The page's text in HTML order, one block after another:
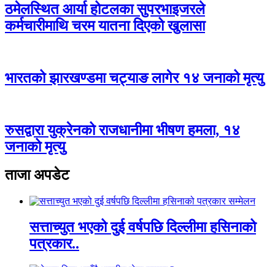
ठमेलस्थित आर्या होटलका सुपरभाइजरले
कर्मचारीमाथि चरम यातना दिएको खुलासा
भारतको झारखण्डमा चट्याङ लागेर १४ जनाको मृत्यु
रुसद्वारा युक्रेनको राजधानीमा भीषण हमला, १४
जनाको मृत्यु
ताजा अपडेट
सत्ताच्युत भएको दुई वर्षपछि दिल्लीमा हसिनाको
पत्रकार..